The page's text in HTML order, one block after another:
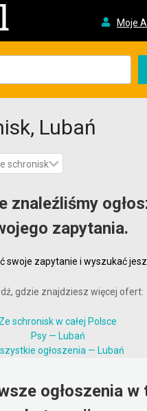
Moje
Lubań
schronisk
znaleźliśmy
zapytania.
swoje zapytanie i wyszukać
gdzie znajdziesz więcej ofert:
Ze schronisk w całej Polsce
Psy — Lubań
ogłoszenia — Lubań
ogłoszenia w